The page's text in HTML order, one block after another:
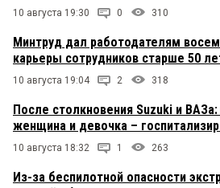
10 августа 19:30 0 310
Минтруд дал работодателям
карьеры сотрудников старше 50
10 августа 19:04 2 318
После столкновения Suzuki и
женщина и девочка –
10 августа 18:32 1 263
Из-за беспилотной опасности